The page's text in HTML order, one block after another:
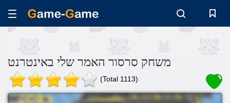
משחק סרסור האמר שלי באינטרנט
(Total 1113)